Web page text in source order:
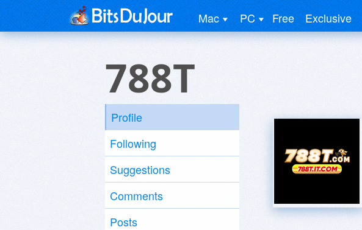
Mac PC Free Exclusive
788T
Profile
Following
Suggestions
Comments
Posts